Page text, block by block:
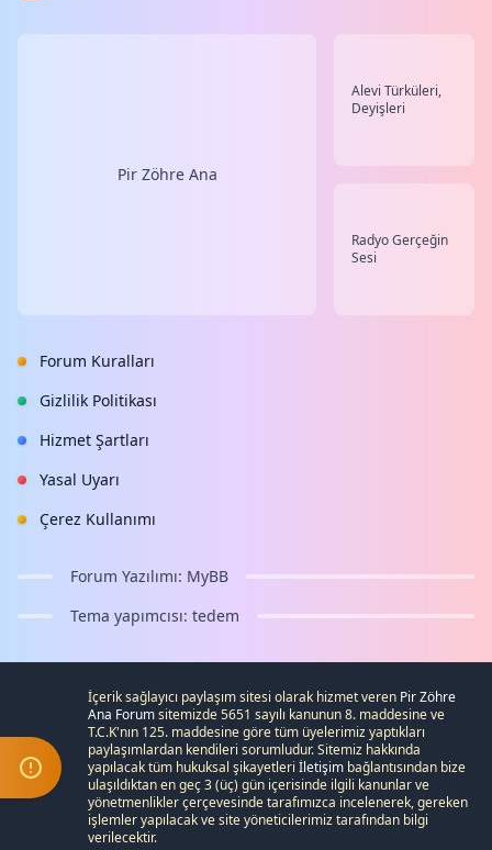
Pir Zöhre Ana
Alevi Türküleri,
Deyişleri
Radyo Gerçeğin
Sesi
Forum Kuralları
Gizlilik Politikası
Hizmet Şartları
Yasal Uyarı
Çerez Kullanımı
Forum Yazılımı: MyBB
Tema yapımcısı: tedem
İçerik sağlayıcı paylaşım sitesi olarak hizmet veren Pir Zöhre
Ana Forumsitemizde 5651 sayılı kanunun 8. maddesine ve
T.C.K'nın 125. maddesine göre tüm üyelerimiz yaptıkları
paylaşımlardan kendileri sorumludur. Sitemiz hakkında
yapılacak tüm hukuksal şikayetleri İletişim bağlantısından bize
ulaşıldıktan en geç 3 (üç) gün içerisinde ilgili kanunlar ve
yönetmenlikler çerçevesinde tarafımızca incelenerek, gereken
işlemler yapılacak ve site yöneticilerimiz tarafından bilgi
verilecektir.